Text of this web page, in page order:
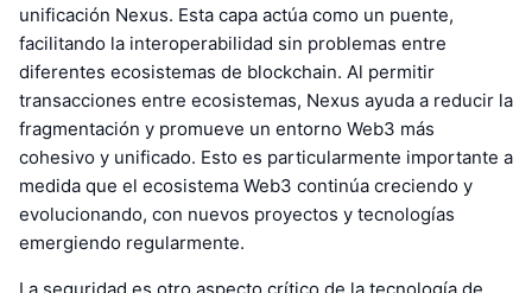
unificación Nexus. Esta capa actúa como un puente,
facilitando la interoperabilidad sin problemas entre
diferentes ecosistemas de blockchain. Al permitir
transacciones entre ecosistemas, Nexus ayuda a reducir la
fragmentación y promueve un entorno Web3 más
cohesivo y unificado. Esto es particularmente importante a
medida que el ecosistema Web3 continúa creciendo y
evolucionando, con nuevos proyectos y tecnologías
emergiendo regularmente.